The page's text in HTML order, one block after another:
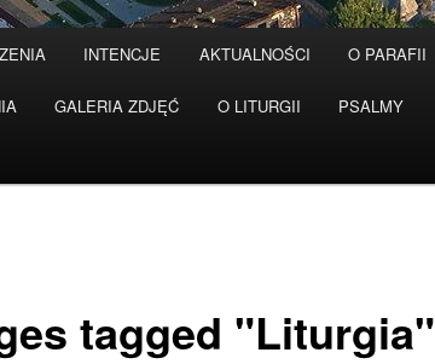
INTENCJE AKTUALNOŚCI O PARAFII
GALERIA ZDJĘĆ O LITURGII PSALMY
tagged "Liturgia"